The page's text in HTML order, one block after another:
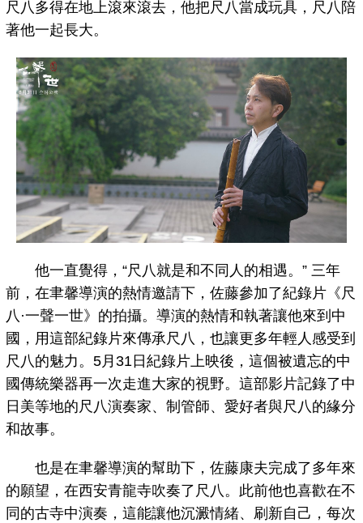
尺八多得在地上滾來滾去，他把尺八當成玩具，尺八陪
著他一起長大。
他一直覺得，“尺八就是和不同人的相遇。” 三年
前，在聿馨導演的熱情邀請下，佐藤參加了紀錄片《尺
八·一聲一世》的拍攝。導演的熱情和執著讓他來到中
國，用這部紀錄片來傳承尺八，也讓更多年輕人感受到
尺八的魅力。5月31日紀錄片上映後，這個被遺忘的中
國傳統樂器再一次走進大家的視野。這部影片記錄了中
日美等地的尺八演奏家、制管師、愛好者與尺八的緣分
和故事。
也是在聿馨導演的幫助下，佐藤康夫完成了多年來
的願望，在西安青龍寺吹奏了尺八。此前他也喜歡在不
同的古寺中演奏，這能讓他沉澱情緒、刷新自己，每次